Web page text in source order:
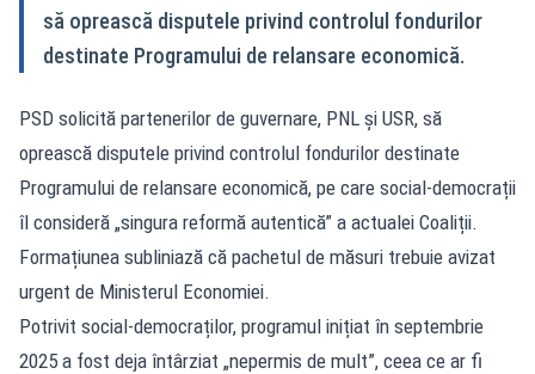
să oprească disputele privind controlul fondurilor
destinate Programului de relansare economică.
PSD solicită partenerilor de guvernare, PNL și USR, să
oprească disputele privind controlul fondurilor destinate
Programului de relansare economică, pe care social-democrații
îl consideră „singura reformă autentică” a actualei Coaliții.
Formațiunea subliniază că pachetul de măsuri trebuie avizat
urgent de Ministerul Economiei.
Potrivit social-democraților, programul inițiat în septembrie
2025 a fost deja întârziat „nepermis de mult”, ceea ce ar fi